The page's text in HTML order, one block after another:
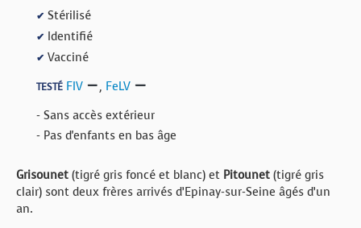
✔ Stérilisé
✔ Identifié
✔ Vacciné
TESTÉ FIV , FeLV
- Sans accès extérieur
- Pas d'enfants en bas âge
Grisounet (tigré gris foncé et blanc) et Pitounet (tigré gris
clair) sont deux frères arrivés d’Epinay-sur-Seine âgés d’un
an.